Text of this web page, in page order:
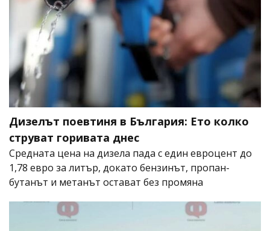
Дизелът поевтиня в България: Ето колко
струват горивата днес
Средната цена на дизела пада с един евроцент до
1,78 евро за литър, докато бензинът, пропан-
бутанът и метанът остават без промяна